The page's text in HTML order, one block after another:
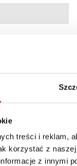
treści i reklam,
korzystać z
z innymi